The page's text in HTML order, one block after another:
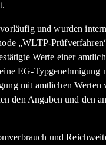
und wurden
„WLTP-
Werte einer
EG-Typgenehmigung
mit amtlichen Werten
den Angaben und den
und